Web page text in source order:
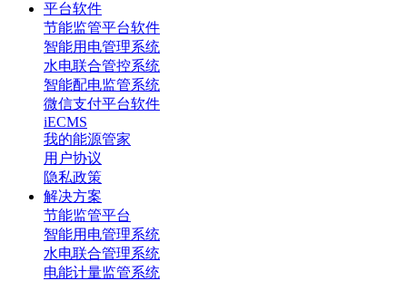
平台软件
节能监管平台软件
智能用电管理系统
水电联合管控系统
智能配电监管系统
微信支付平台软件
iECMS
我的能源管家
用户协议
隐私政策
解决方案
节能监管平台
智能用电管理系统
水电联合管理系统
电能计量监管系统